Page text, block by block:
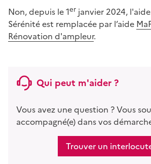
Non, depuis le 1er janvier 2024,
Sérénité est remplacée par l’aide
Rénovation d'ampleur.
Qui peut m'aider ?
Vous avez une question ? Vous
accompagné(e) dans vos
Trouver un